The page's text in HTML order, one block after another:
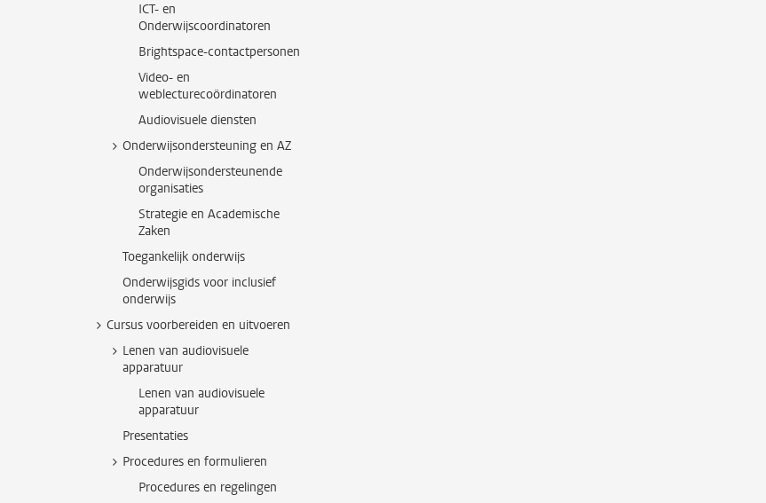
ICT- en
Onderwijscoordinatoren
Brightspace-contactpersonen
Video- en
weblecturecoördinatoren
Audiovisuele diensten
Onderwijsondersteuning en AZ
Onderwijsondersteunende
organisaties
Strategie en Academische
Zaken
Toegankelijk onderwijs
Onderwijsgids voor inclusief
onderwijs
Cursus voorbereiden en uitvoeren
Lenen van audiovisuele
apparatuur
Lenen van audiovisuele
apparatuur
Presentaties
Procedures en formulieren
Procedures en regelingen